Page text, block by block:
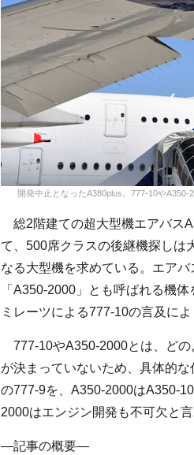
開発中止となったA380plus。777-10や
総2階建ての超大型機エアバス
て、500席クラスの後継機探しは
なる大型機を求めている。エア
「A350-2000」とも呼ばれる機
ミレーツによる777-10の言及に
777-10やA350-2000とは、どの
が決まっていないため、具体的
の777-9を、A350-2000はA350-
2000はエンジン開発も不可欠と言
—記事の概要—